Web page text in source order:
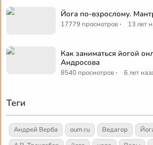
Йога по-взрослому.
17779 просмотров · 13 лет
Как заниматься йогой
Андросова
8540 просмотров · 6 лет
Теги
Андрей Верба oum.ru Ведагор